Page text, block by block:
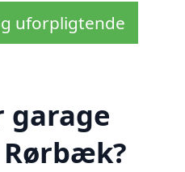
uforpligtende
garage